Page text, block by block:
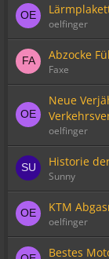
oelfinger
Abzocke
Faxe
Neue
oelfinger
Historie
Sunny
KTM
oelfinger
Bestes